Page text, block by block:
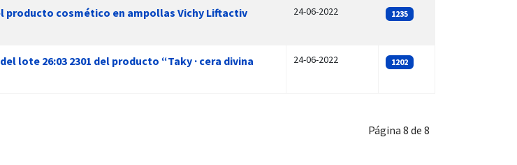
producto cosmético en ampollas Vichy Liftactiv
24-06-2022 1235
lote 26:03 2301 del producto “Taky · cera divina
24-06-2022 1202
Página 8 de 8